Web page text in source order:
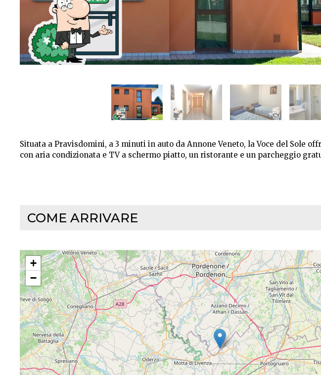
Situata a Pravisdomini, a 3 minuti in auto da Annone Veneto, la Voce del Sole
con aria condizionata e TV a schermo piatto, un ristorante e un parcheggio
COME ARRIVARE
+
−